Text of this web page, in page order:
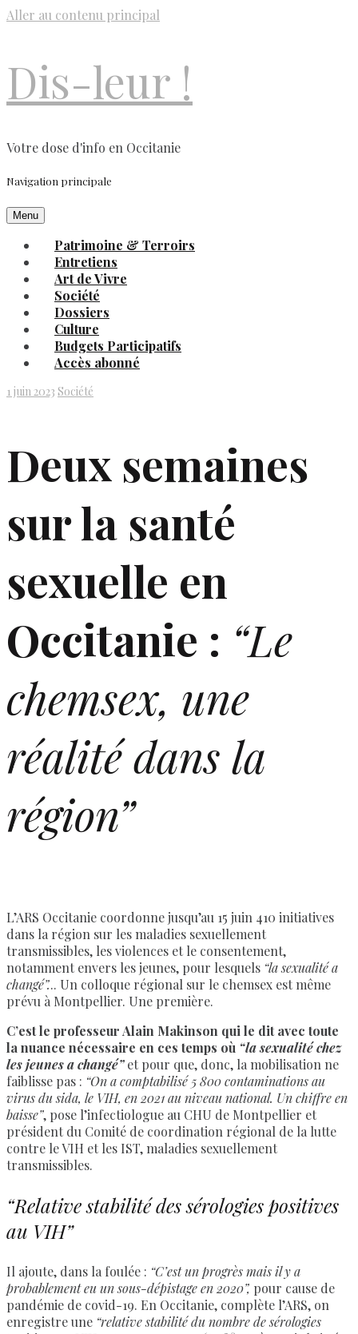
Aller au contenu principal
Dis-leur !
Votre dose d'info en Occitanie
Navigation principale
Menu
Patrimoine & Terroirs
Entretiens
Art de Vivre
Société
Dossiers
Culture
Budgets Participatifs
Accès abonné
1 juin 2023 Société
Deux semaines
sur la santé
sexuelle en
Occitanie : “Le
chemsex, une
réalité dans la
région”
L’ARS Occitanie coordonne jusqu’au 15 juin 410 initiatives
dans la région sur les maladies sexuellement
transmissibles, les violences et le consentement,
notamment envers les jeunes, pour lesquels “la sexualité a
changé”... Un colloque régional sur le chemsex est même
prévu à Montpellier. Une première.
C’est le professeur Alain Makinson qui le dit avec toute
la nuance nécessaire en ces temps où “la sexualité chez
les jeunes a changé” et pour que, donc, la mobilisation ne
faiblisse pas : “On a comptabilisé 5 800 contaminations au
virus du sida, le VIH, en 2021 au niveau national. Un chiffre en
baisse”, pose l’infectiologue au CHU de Montpellier et
président du Comité de coordination régional de la lutte
contre le VIH et les IST, maladies sexuellement
transmissibles.
“Relative stabilité des sérologies positives
au VIH”
Il ajoute, dans la foulée : “C’est un progrès mais il y a
probablement eu un sous-dépistage en 2020”, pour cause de
pandémie de covid-19. En Occitanie, complète l’ARS, on
enregistre une “relative stabilité du nombre de sérologies